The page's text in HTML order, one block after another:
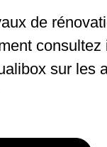
de
sur les